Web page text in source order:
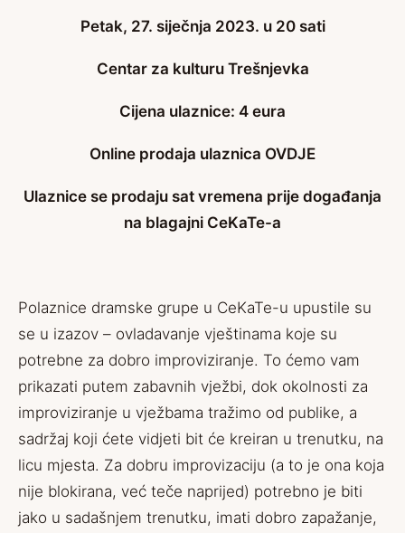
Petak, 27. siječnja 2023. u 20 sati
Centar za kulturu Trešnjevka
Cijena ulaznice: 4 eura
Online prodaja ulaznica OVDJE
Ulaznice se prodaju sat vremena prije događanja
na blagajni CeKaTe-a
Polaznice dramske grupe u CeKaTe-u upustile su
se u izazov – ovladavanje vještinama koje su
potrebne za dobro improviziranje. To ćemo vam
prikazati putem zabavnih vježbi, dok okolnosti za
improviziranje u vježbama tražimo od publike, a
sadržaj koji ćete vidjeti bit će kreiran u trenutku, na
licu mjesta. Za dobru improvizaciju (a to je ona koja
nije blokirana, već teče naprijed) potrebno je biti
jako u sadašnjem trenutku, imati dobro zapažanje,